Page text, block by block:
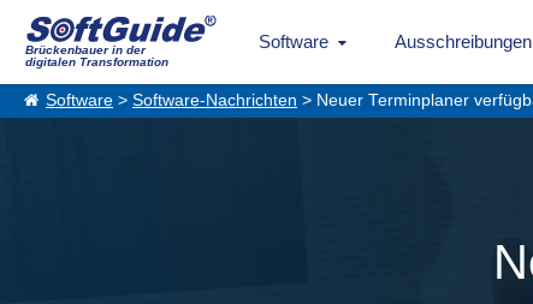
Brückenbauer in der
digitalen Transformation
Software Ausschreibungen
Software > Software-Nachrichten > Neuer Terminplaner